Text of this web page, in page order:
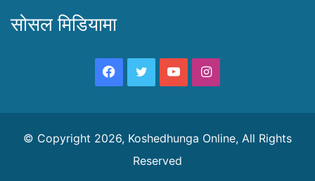
सोसल मिडियामा
Facebook
TwitterYouTubeInstagram
© Copyright 2026, Koshedhunga Online, All Rights
Reserved